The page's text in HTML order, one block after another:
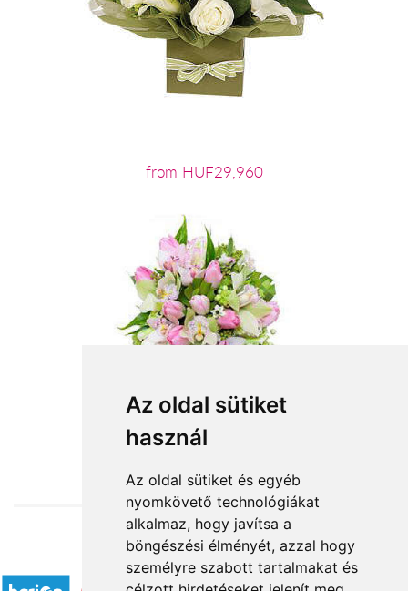
Az oldal sütiket
használ
Az oldal sütiket és egyéb
nyomkövető technológiákat
alkalmaz, hogy javítsa a
böngészési élményét, azzal hogy
személyre szabott tartalmakat és
from HUF29,960
from HUF30,800
Accepted payment methods